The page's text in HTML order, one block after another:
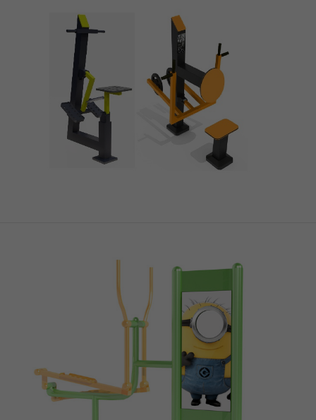
ZOBACZ
ZOBACZ